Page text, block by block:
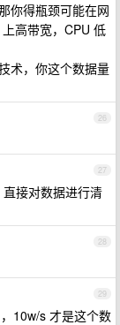
你得瓶颈可能在网
高带宽，CPU 低
术，你这个数据量
26
27
接对数据进行清
28
29
10w/s 才是这个数